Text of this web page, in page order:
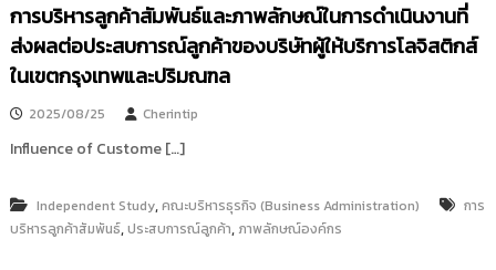
e
a
r
c
h
R
p
o
ท
โ
น
ล
ร
ม
ง
การบริหารลูกค้าสัมพันธ์และภาพลักษณ์ในการดำเนินงานที่
ส่งผลต่อประสบการณ์ลูกค้าของบริษัทผู้ให้บริการโลจิสติกส์
ในเขตกรุงเทพและปริมณฑล
2025/08/25 Cherintip
Influence of Custome […]
Independent Study,คณะบริหารธุรกิจ (Business Administration)
การ
บริหารลูกค้าสัมพันธ์,ประสบการณ์ลูกค้า, ภาพลักษณ์องค์กร